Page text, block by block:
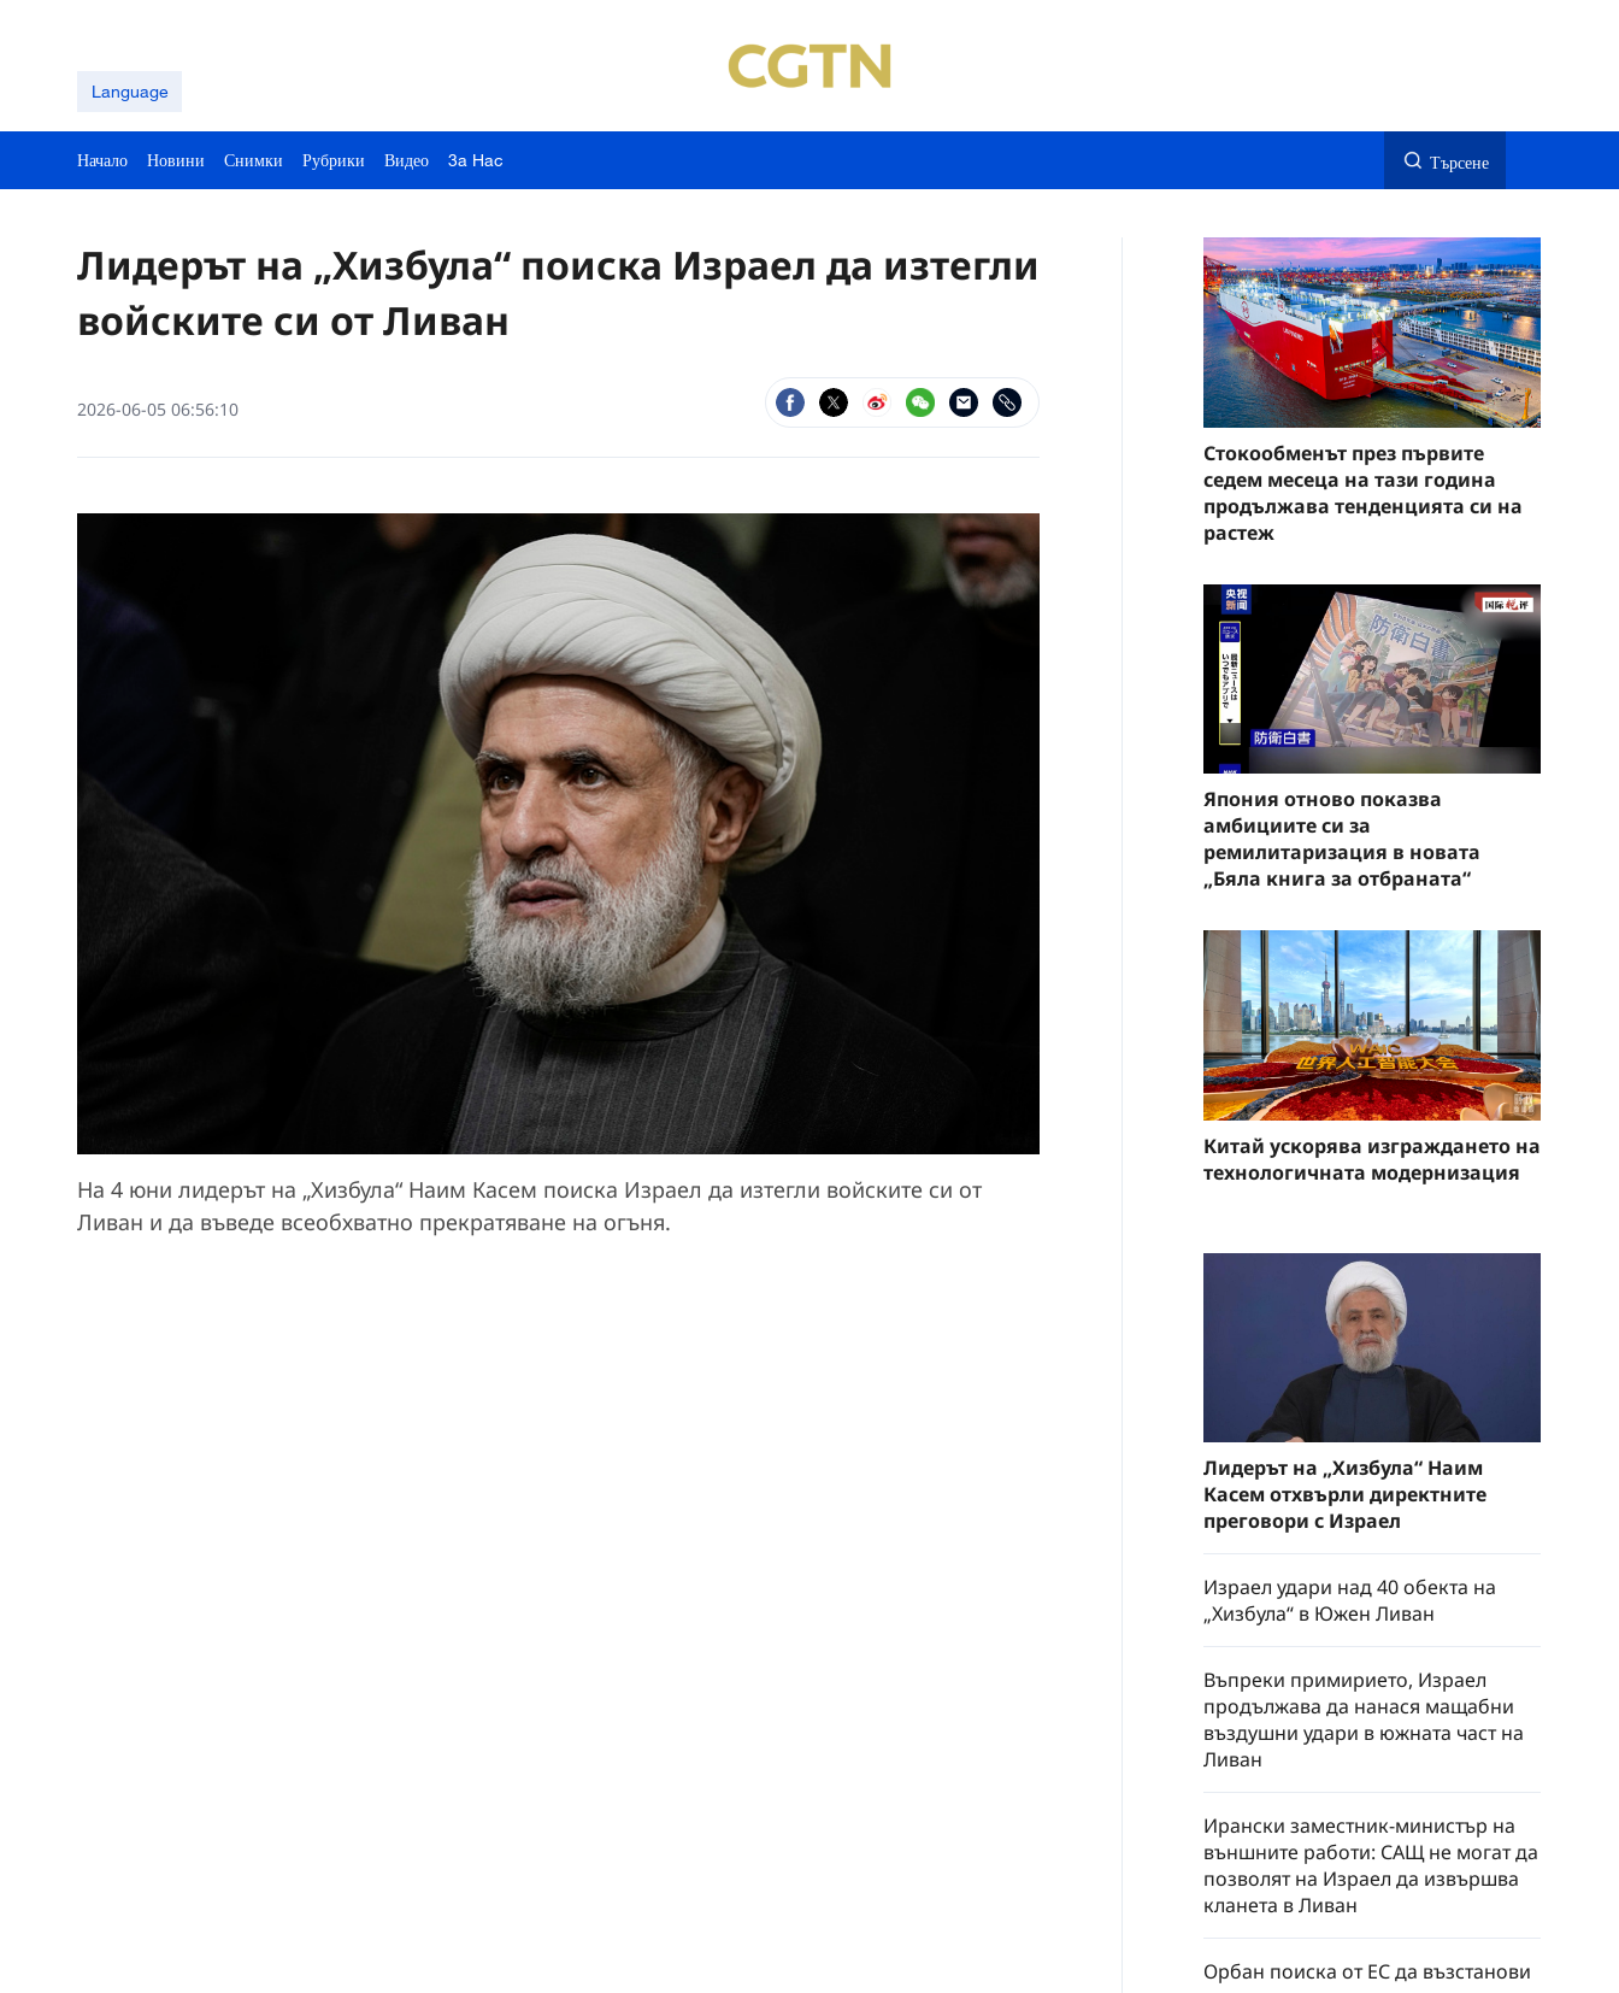
Language
Начало Новини Снимки Рубрики Видео 3a Hac Търсене
Лидерът на „Хизбула“ поиска Израел да изтегли
войските си от Ливан
2026-06-05 06:56:10
На 4 юни лидерът на „Хизбула“ Наим Касем поиска Израел да изтегли войските си от
Ливан и да въведе всеобхватно прекратяване на огъня.
Стокообменът през първите
седем месеца на тази година
продължава тенденцията си на
растеж
Япония отново показва
амбициите си за
ремилитаризация в новата
„Бяла книга за отбраната“
Китай ускорява изграждането на
технологичната модернизация
Лидерът на „Хизбула“ Наим
Касем отхвърли директните
преговори с Израел
Израел удари над 40 обекта на
„Хизбула“ в Южен Ливан
Въпреки примирието, Израел
продължава да нанася мащабни
въздушни удари в южната част на
Ливан
Ирански заместник-министър на
външните работи: САЩ не могат да
позволят на Израел да извършва
кланета в Ливан
Орбан поиска от ЕС да възстанови